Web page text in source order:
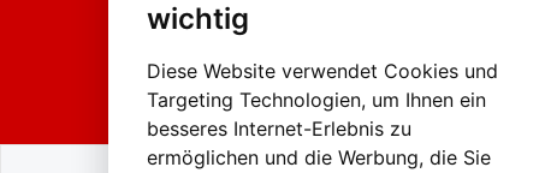
wichtig
Diese Website verwendet Cookies und
Targeting Technologien, um Ihnen ein
besseres Internet-Erlebnis zu
ermöglichen und die Werbung, die Sie
Liezen